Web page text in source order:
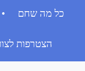
כל מה שחם
הצטרפות